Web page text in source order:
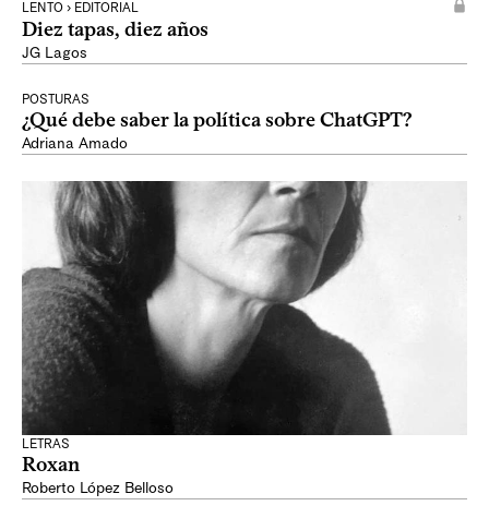
LENTO › EDITORIAL
Diez tapas, diez años
JG Lagos
POSTURAS
¿Qué debe saber la política sobre ChatGPT?
Adriana Amado
LETRAS
Roxan
Roberto López Belloso